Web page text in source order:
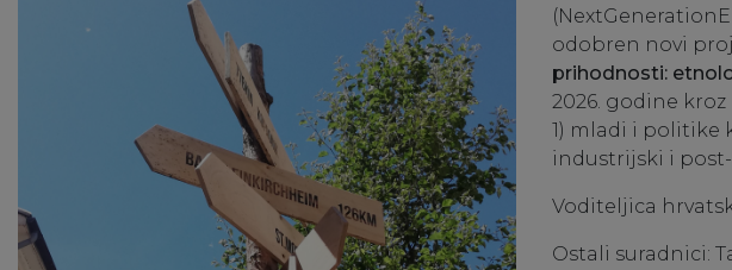
odobren novi
prihodnosti:
2026. godine
1) mladi i politike
industrijski i
Voditeljica
Ostali suradnici: